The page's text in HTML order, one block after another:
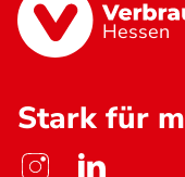
Hessen
Stark für